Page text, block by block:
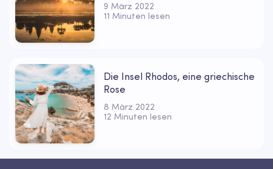
9 März 2022
11 Minuten lesen
Die Insel Rhodos, eine griechische
Rose
8 März 2022
12 Minuten lesen